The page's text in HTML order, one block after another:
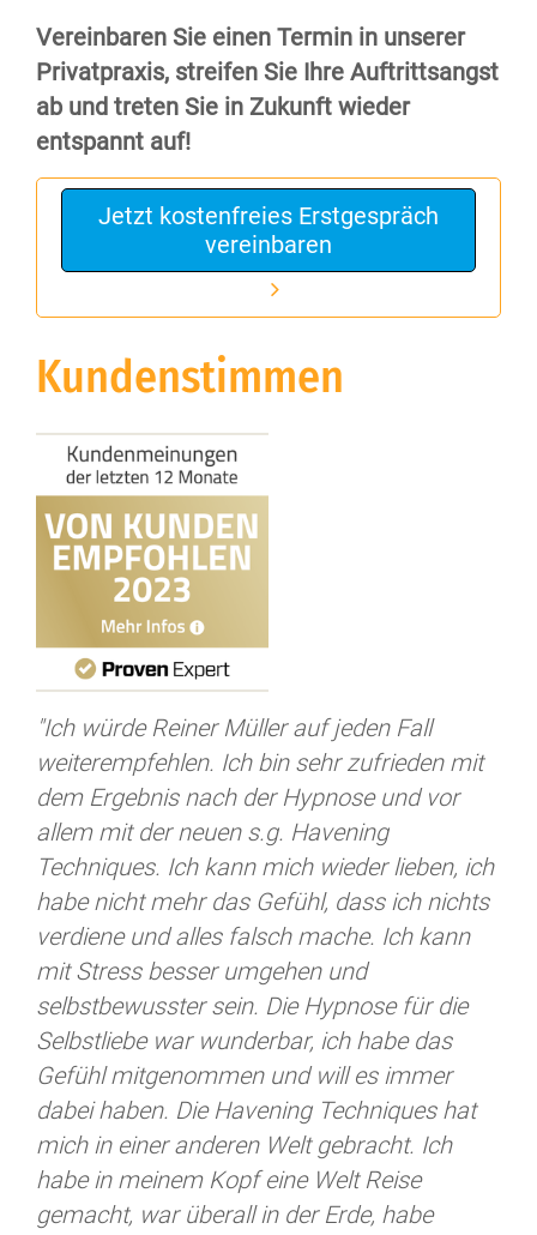
Vereinbaren Sie einen Termin in unserer
Privatpraxis, streifen Sie Ihre Auftrittsangst
ab und treten Sie in Zukunft wieder
entspannt auf!
Jetzt kostenfreies Erstgespräch
vereinbaren
Kundenstimmen
"Ich würde Reiner Müller auf jeden Fall
weiterempfehlen. Ich bin sehr zufrieden mit
dem Ergebnis nach der Hypnose und vor
allem mit der neuen s.g. Havening
Techniques. Ich kann mich wieder lieben, ich
habe nicht mehr das Gefühl, dass ich nichts
verdiene und alles falsch mache. Ich kann
mit Stress besser umgehen und
selbstbewusster sein. Die Hypnose für die
Selbstliebe war wunderbar, ich habe das
Gefühl mitgenommen und will es immer
dabei haben. Die Havening Techniques hat
mich in einer anderen Welt gebracht. Ich
habe in meinem Kopf eine Welt Reise
gemacht, war überall in der Erde, habe